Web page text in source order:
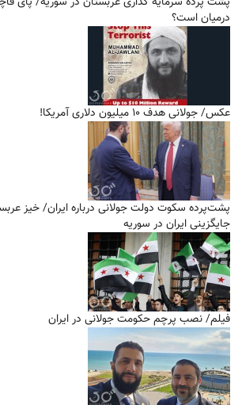
درمیان است؟
عکس/ جولانی هدف ۱۰ میلیون دلاری آمریکا!
پشت‌پرده سکوت دولت جولانی درباره ایران/ خیز
جایگزینی ایران در سوریه
فیلم/ نصب پرچم حکومت جولانی در ایران